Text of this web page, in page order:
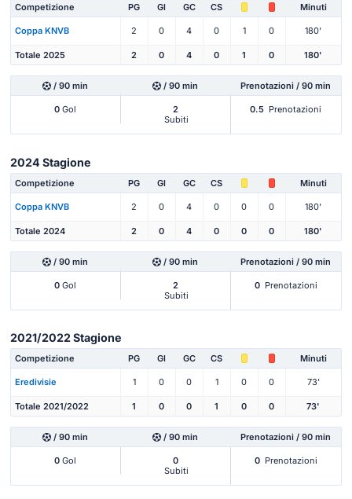
Competizione PG Gl GC CS Minuti
Coppa KNVB 2 0 4 0 1 0 180'
Totale 2025 2 0 4 0 1 0 180'
/ 90 min / 90 min Prenotazioni / 90 min
0 Gol
2
Subiti
0.5 Prenotazioni
2024 Stagione
Competizione PG Gl GC CS Minuti
Coppa KNVB 2 0 4 0 0 0 180'
Totale 2024 2 0 4 0 0 0 180'
/ 90 min / 90 min Prenotazioni / 90 min
0 Gol
2
Subiti
0 Prenotazioni
2021/2022 Stagione
Competizione PG Gl GC CS Minuti
Eredivisie 1 0 0 1 0 0 73'
Totale 2021/2022 1 0 0 1 0 0 73'
/ 90 min / 90 min Prenotazioni / 90 min
0 Gol
0
Subiti
0 Prenotazioni